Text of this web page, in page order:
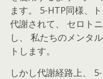
ます。 5-HTP同様、
代謝されて、 セロト
し、 私たちのメンタ
トします。
しかし代謝経路上、